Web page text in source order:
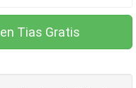
Tias Gratis